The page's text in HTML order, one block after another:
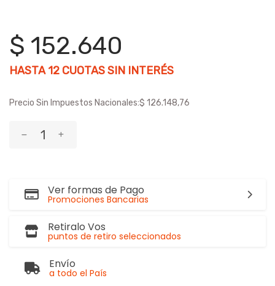
$ 152.640
HASTA12 CUOTAS SIN INTERÉS
Precio Sin Impuestos Nacionales:$ 126.148,76
Ver formas de Pago
Promociones Bancarias
Retiralo Vos
puntos de retiro seleccionados
Envío
a todo el País